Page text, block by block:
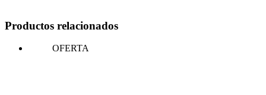
Productos relacionados
OFERTA